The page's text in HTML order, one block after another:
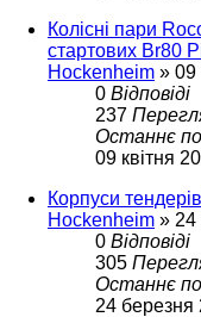
Колісні пари
стартових Br80
Hockenheim » 09
0 Відповіді
237
Останнє
09 квітня
Корпуси
Hockenheim » 24
0 Відповіді
305
Останнє
24 березня